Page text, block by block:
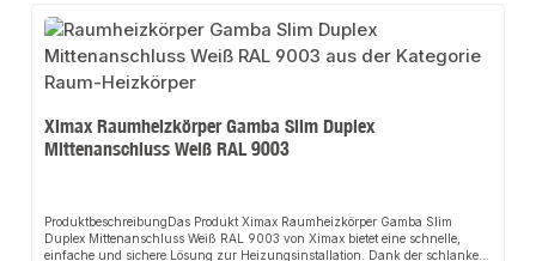
Ximax Raumheizkörper Gamba Slim Duplex
Mittenanschluss Weiß RAL 9003
ProduktbeschreibungDas Produkt Ximax Raumheizkörper Gamba Slim
Duplex Mittenanschluss Weiß RAL 9003 von Ximax bietet eine schnelle,
einfache und sichere Lösung zur Heizungsinstallation. Dank der schlanken